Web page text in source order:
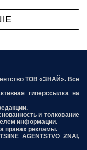
ТОВ «ЗНАЙ». Все
гиперссылка на
и толкование
информации.
правах рекламы.
AGENTSTVO ZNAI,